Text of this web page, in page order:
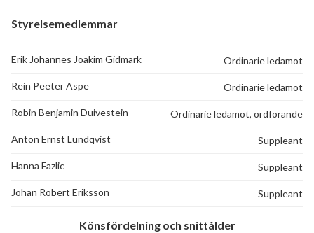
18
Styrelsemedlemmar
Erik Johannes Joakim Gidmark Ordinarie ledamot
Rein Peeter Aspe Ordinarie ledamot
Robin Benjamin Duivestein Ordinarie ledamot, ordförande
Anton Ernst Lundqvist Suppleant
Hanna Fazlic Suppleant
Johan Robert Eriksson Suppleant
Könsfördelning och snittålder